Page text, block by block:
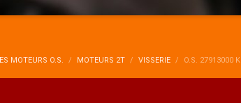
MOTEURS O.S. MOTEURS 2T VISSERIE O.S. 27913000